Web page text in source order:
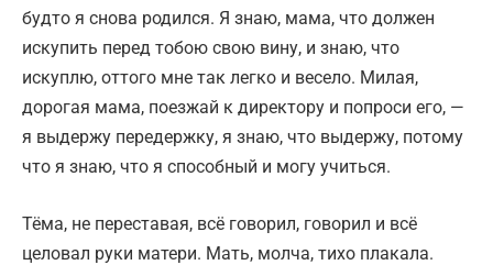
будто я снова родился. Я знаю, мама, что должен
искупить перед тобою свою вину, и знаю, что
искуплю, оттого мне так легко и весело. Милая,
дорогая мама, поезжай к директору и попроси его, —
я выдержу передержку, я знаю, что выдержу, потому
что я знаю, что я способный и могу учиться.
Тёма, не переставая, всё говорил, говорил и всё
целовал руки матери. Мать, молча, тихо плакала.